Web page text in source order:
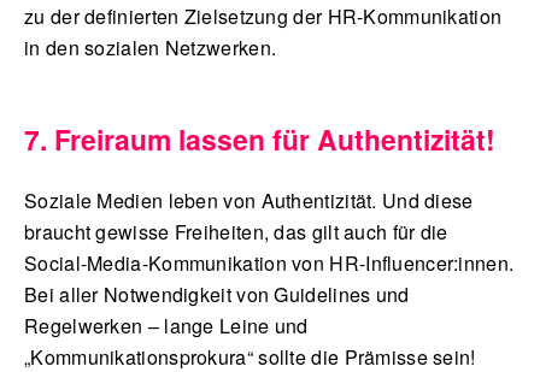
zu der definierten Zielsetzung der HR-Kommunikation
in den sozialen Netzwerken.
7. Freiraum lassen für Authentizität!
Soziale Medien leben von Authentizität. Und diese
braucht gewisse Freiheiten, das gilt auch für die
Social-Media-Kommunikation von HR-Influencer:innen.
Bei aller Notwendigkeit von Guidelines und
Regelwerken – lange Leine und
„Kommunikationsprokura“ sollte die Prämisse sein!